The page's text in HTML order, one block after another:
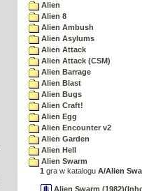
Alien
Alien 8
Alien Ambush
Alien Asylums
Alien Attack
Alien Attack (CSM)
Alien Barrage
Alien Blast
Alien Bugs
Alien Craft!
Alien Egg
Alien Encounter v2
Alien Garden
Alien Hell
Alien Swarm
1 gra w katalogu A/Alien
Alien Swarm